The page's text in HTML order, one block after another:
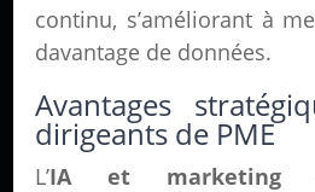
continu, s’améliorant à
davantage de données.
Avantages
dirigeants de PME
L’IA et marketing